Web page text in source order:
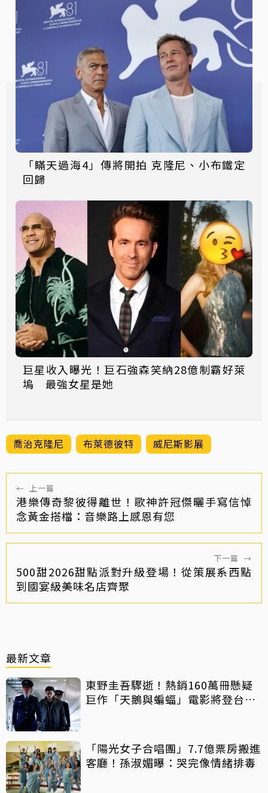
「瞞天過海4」傳將開拍 克隆尼、小布鐵定
回歸
巨星收入曝光！巨石強森笑納28億制霸好萊
塢 最強女星是她
喬治克隆尼 布萊德彼特 威尼斯影展
← 上一篇
港樂傳奇黎彼得離世！歌神許冠傑曬手寫信悼
念黃金搭檔：音樂路上感恩有您
下一篇 →
500甜2026甜點派對升級登場！從策展系西點
到國宴級美味名店齊聚
最新文章
東野圭吾驟逝！熱銷160萬冊懸疑
巨作「天鵝與蝙蝠」電影將登台上
「陽光女子合唱團」7.7億票房搬進
客廳！孫淑媚曝：哭完像情緒排毒